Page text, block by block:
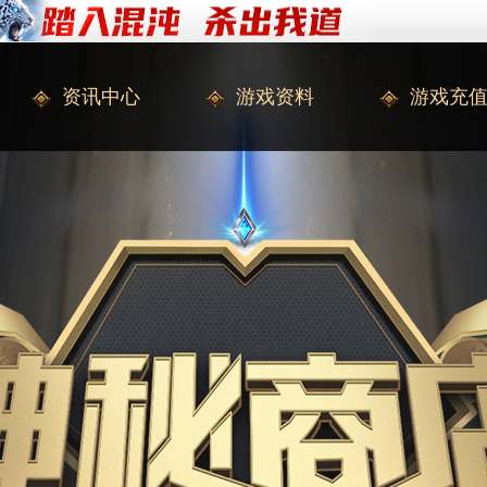
资讯中心 游戏资料 游戏充值